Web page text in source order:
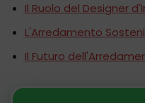
Il Ruolo del Designer
L'Arredamento
Il Futuro